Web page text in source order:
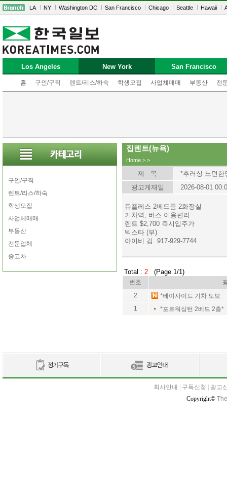
LA NY Washington DC San Francisco Chicago Seattle Hawaii
Los Angeles New York
홈 구인/구직 렌트/리스/하숙 학생모집 사업체매매 부동산 전
San Francisco
구인/구직
렌트/리스/하숙
학생모집
사업체매매
부동산
전문업체
중고차
집렌트(뉴욕)
Home > >
제 목
*후러싱 노던한
광고게재일
2026-08-01
듀플레스 2베드룸 2화장실
기차역, 버스 이용편리
렌트 $2,700 즉시입주가
빅스타 (부)
아이비 김 917-929-7744
Total : 2 (Page 1/1)
번호
2
*베이사이드 기차 도보
1
*포트워싱턴 2베드 2층*
회사안내 구독신청
광고
Copyright©